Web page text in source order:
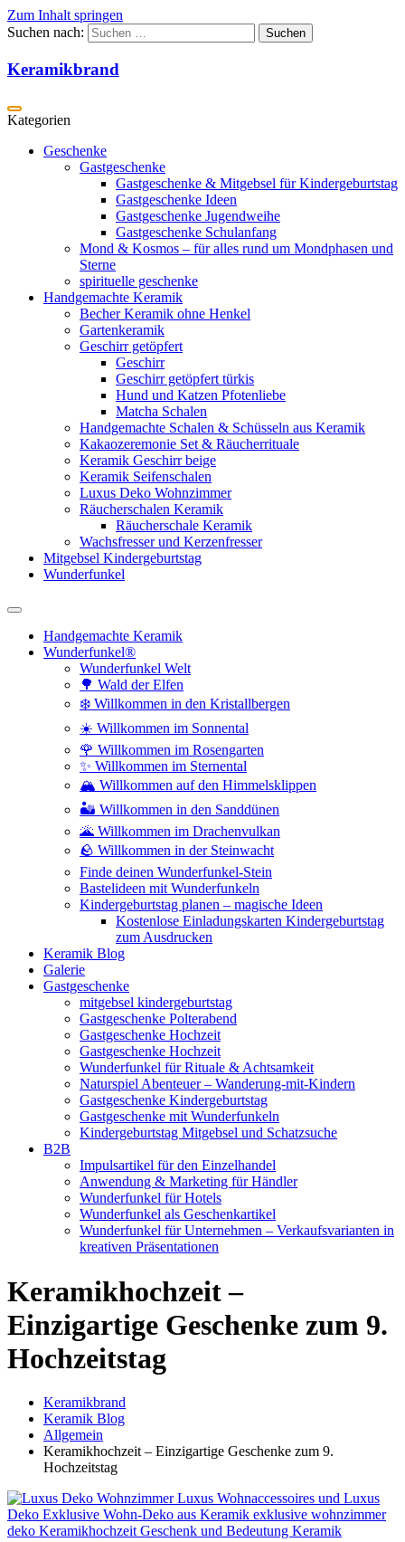
Zum Inhalt springen
Suchen nach:
Keramikbrand
Geschenke
Gastgeschenke
Gastgeschenke & Mitgebsel für Kindergeburtstag
Gastgeschenke Ideen
Gastgeschenke Jugendweihe
Gastgeschenke Schulanfang
Mond & Kosmos – für alles rund um Mondphasen und
Sterne
spirituelle geschenke
Handgemachte Keramik
Becher Keramik ohne Henkel
Gartenkeramik
Geschirr getöpfert
Geschirr
Geschirr getöpfert türkis
Hund und Katzen Pfotenliebe
Matcha Schalen
Handgemachte Schalen & Schüsseln aus Keramik
Kakaozeremonie Set & Räucherrituale
Keramik Geschirr beige
Keramik Seifenschalen
Luxus Deko Wohnzimmer
Räucherschalen Keramik
Räucherschale Keramik
Wachsfresser und Kerzenfresser
Mitgebsel Kindergeburtstag
Wunderfunkel
Handgemachte Keramik
Wunderfunkel®
Wunderfunkel Welt
🌳 Wald der Elfen
❄️ Willkommen in den Kristallbergen
☀️ Willkommen im Sonnental
🌹 Willkommen im Rosengarten
✨ Willkommen im Sternental
🏔️ Willkommen auf den Himmelsklippen
🏜️ Willkommen in den Sanddünen
🌋 Willkommen im Drachenvulkan
🪨 Willkommen in der Steinwacht
Finde deinen Wunderfunkel-Stein
Bastelideen mit Wunderfunkeln
Kindergeburtstag planen – magische Ideen
Kostenlose Einladungskarten Kindergeburtstag
zum Ausdrucken
Keramik Blog
Galerie
Gastgeschenke
mitgebsel kindergeburtstag
Gastgeschenke Polterabend
Gastgeschenke Hochzeit
Gastgeschenke Hochzeit
Wunderfunkel für Rituale & Achtsamkeit
Naturspiel Abenteuer – Wanderung-mit-Kindern
Gastgeschenke Kindergeburtstag
Gastgeschenke mit Wunderfunkeln
Kindergeburtstag Mitgebsel und Schatzsuche
B2B
Impulsartikel für den Einzelhandel
Anwendung & Marketing für Händler
Wunderfunkel für Hotels
Wunderfunkel als Geschenkartikel
Wunderfunkel für Unternehmen – Verkaufsvarianten in
kreativen Präsentationen
Keramikhochzeit –
Einzigartige Geschenke zum 9.
Hochzeitstag
Keramikbrand
Keramik Blog
Allgemein
Keramikhochzeit – Einzigartige Geschenke zum 9.
Hochzeitstag